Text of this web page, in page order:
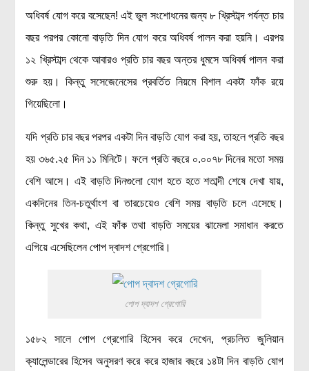
অধিবর্ষ যোগ করে বসেছেন! এই ভুল সংশোধনের জন্য ৮ খ্রিস্টাব্দ পর্যন্ত চার
বছর পরপর কোনো বাড়তি দিন যোগ করে অধিবর্ষ পালন করা হয়নি। এরপর
১২ খ্রিস্টাব্দ থেকে আবারও প্রতি চার বছর অন্তর ধুমসে অধিবর্ষ পালন করা
শুরু হয়। কিন্তু সসেজেনেসের প্রবর্তিত নিয়মে বিশাল একটা ফাঁক রয়ে
গিয়েছিলো।
যদি প্রতি চার বছর পরপর একটা দিন বাড়তি যোগ করা হয়, তাহলে প্রতি বছর
হয় ৩৬৫.২৫ দিন ১১ মিনিটে। ফলে প্রতি বছরে ০.০০৭৮ দিনের মতো সময়
বেশি আসে। এই বাড়তি দিনগুলো যোগ হতে হতে শতাব্দী শেষে দেখা যায়,
একদিনের তিন-চতুর্থাংশ বা তারচেয়েও বেশি সময় বাড়তি চলে এসেছে।
কিন্তু সুখের কথা, এই ফাঁক তথা বাড়তি সময়ের ঝামেলা সমাধান করতে
এগিয়ে এসেছিলেন পোপ দ্বাদশ গ্রেগোরি।
পোপ দ্বাদশ গ্রেগোরি
১৫৮২ সালে পোপ গ্রেগোরি হিসেব করে দেখেন, প্রচলিত জুলিয়ান
ক্যালেন্ডারের হিসেব অনুসরণ করে করে হাজার বছরে ১৪টা দিন বাড়তি যোগ